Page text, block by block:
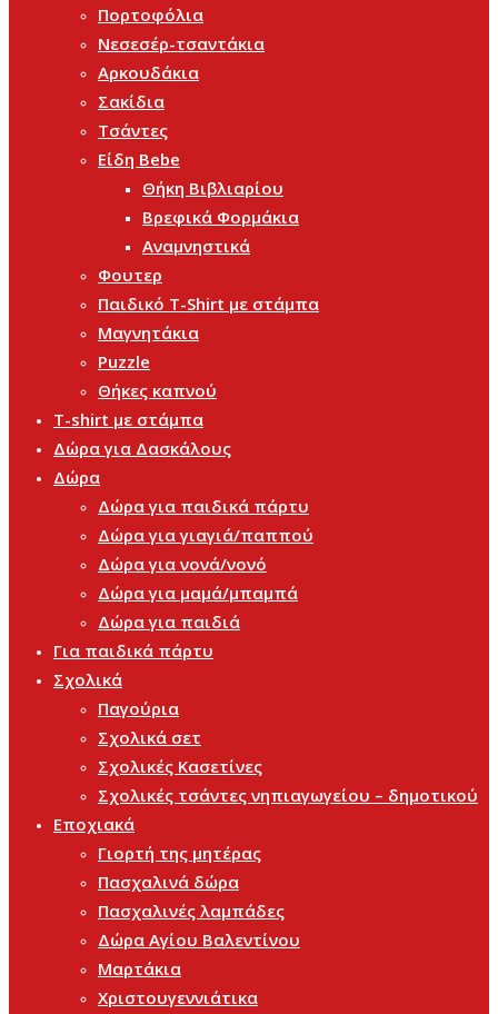
Πορτοφόλια
Νεσεσέρ-τσαντάκια
Αρκουδάκια
Σακίδια
Τσάντες
Είδη Bebe
Θήκη Βιβλιαρίου
Βρεφικά Φορμάκια
Αναμνηστικά
Φουτερ
Παιδικό T-Shirt με στάμπα
Μαγνητάκια
Puzzle
Θήκες καπνού
T-shirt με στάμπα
Δώρα για Δασκάλους
Δώρα
Δώρα για παιδικά πάρτυ
Δώρα για γιαγιά/παππού
Δώρα για νονά/νονό
Δώρα για μαμά/μπαμπά
Δώρα για παιδιά
Για παιδικά πάρτυ
Σχολικά
Παγούρια
Σχολικά σετ
Σχολικές Κασετίνες
Σχολικές τσάντες νηπιαγωγείου – δημοτικού
Εποχιακά
Γιορτή της μητέρας
Πασχαλινά δώρα
Πασχαλινές λαμπάδες
Δώρα Αγίου Βαλεντίνου
Μαρτάκια
Χριστουγεννιάτικα